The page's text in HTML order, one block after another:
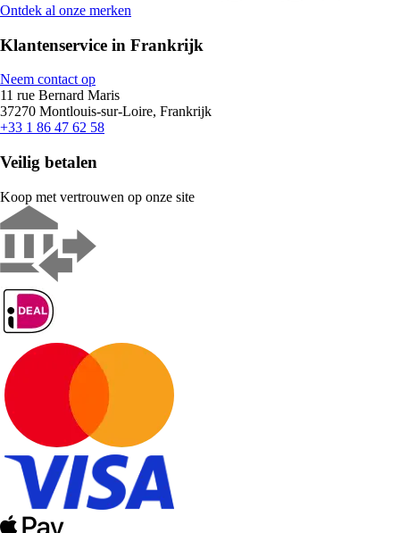
Ontdek al onze merken
Klantenservice in Frankrijk
Neem contact op
11 rue Bernard Maris
37270 Montlouis-sur-Loire, Frankrijk
+33 1 86 47 62 58
Veilig betalen
Koop met vertrouwen op onze site